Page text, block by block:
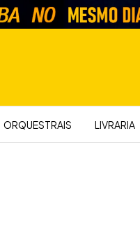
ORQUESTRAIS LIVRARIA